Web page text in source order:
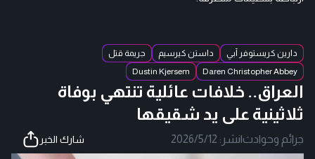
دارين كريستوفر آبي داستن كيرسيم
جريمة قتل
Daren Christopher Abbey
Dustin Kjersem
العراق.. خلافات عائلية تنتهي بوفاة
ثلاثينية على يد شقيقها
جرائم وحوادث|نشر: 2026/5/12 شارك الخبر